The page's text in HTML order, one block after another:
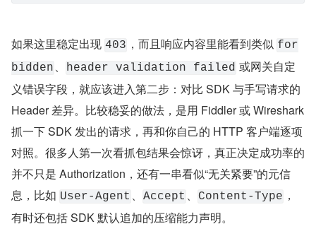
如果这里稳定出现 403 ，而且响应内容里能看到类似 for
bidden 、 header validation failed 或网关自定
义错误字段，就应该进入第二步：对比 SDK 与手写请求的
Header 差异。比较稳妥的做法，是用 Fiddler 或 Wireshark
抓一下 SDK 发出的请求，再和你自己的 HTTP 客户端逐项
对照。很多人第一次看抓包结果会惊讶，真正决定成功率的
并不只是 Authorization，还有一串看似“无关紧要”的元信
息，比如 User-Agent 、 Accept 、 Content-Type ，
有时还包括 SDK 默认追加的压缩能力声明。